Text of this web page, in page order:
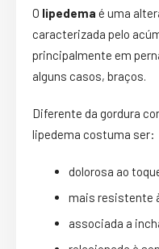
O lipedema é uma
caracterizada pelo
principalmente em
alguns casos, braços.
Diferente da gordura
lipedema costuma ser:
dolorosa ao
mais resistente
associada a